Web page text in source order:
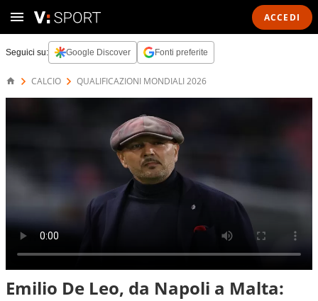
ACCEDI
Seguici su: Google Discover Fonti preferite
CALCIO QUALIFICAZIONI MONDIALI 2026
Emilio De Leo, da Napoli a Malta: